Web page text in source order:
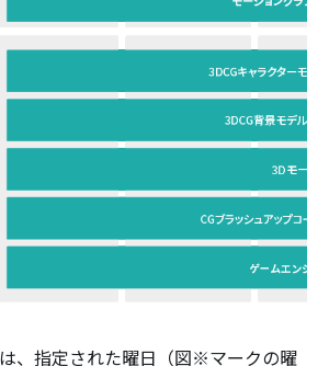
、指定された曜日（図※マークの曜